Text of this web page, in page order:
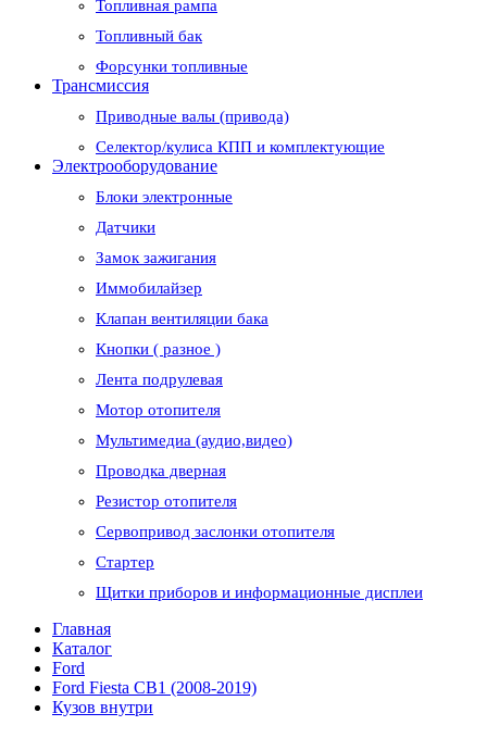
Топливная рампа
Топливный бак
Форсунки топливные
Трансмиссия
Приводные валы (привода)
Селектор/кулиса КПП и комплектующие
Электрооборудование
Блоки электронные
Датчики
Замок зажигания
Иммобилайзер
Клапан вентиляции бака
Кнопки ( разное )
Лента подрулевая
Мотор отопителя
Мультимедиа (аудио,видео)
Проводка дверная
Резистор отопителя
Сервопривод заслонки отопителя
Стартер
Щитки приборов и информационные дисплеи
Главная
Каталог
Ford
Ford Fiesta CB1 (2008-2019)
Кузов внутри